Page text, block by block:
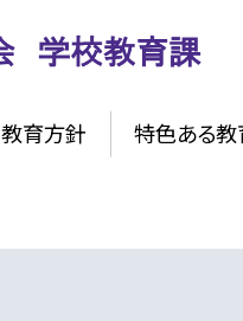
教育方針 特色ある